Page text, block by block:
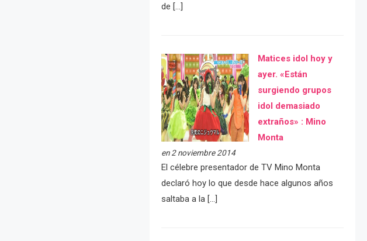
de […]
Matices idol hoy y
ayer. «Están
surgiendo grupos
idol demasiado
extraños» : Mino
Monta
en 2 noviembre 2014
El célebre presentador de TV Mino Monta
declaró hoy lo que desde hace algunos años
saltaba a la […]